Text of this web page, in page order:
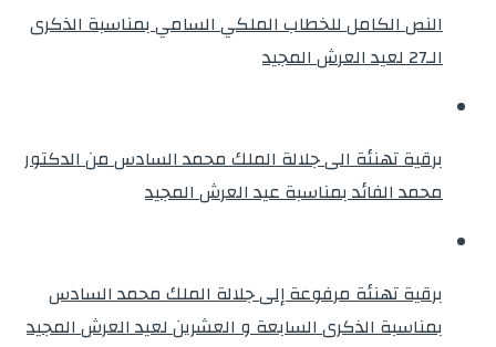
النص الكامل للخطاب الملكي السامي بمناسبة الذكرى
الـ27 لعيد العرش المجيد
برقية تهنئة الى جلالة الملك محمد السادس من الدكتور
محمد الفائد بمناسبة عيد العرش المجيد
برقية تهنئة مرفوعة إلى جلالة الملك محمد السادس
بمناسبة الذكرى السابعة و العشرين لعيد العرش المجيد